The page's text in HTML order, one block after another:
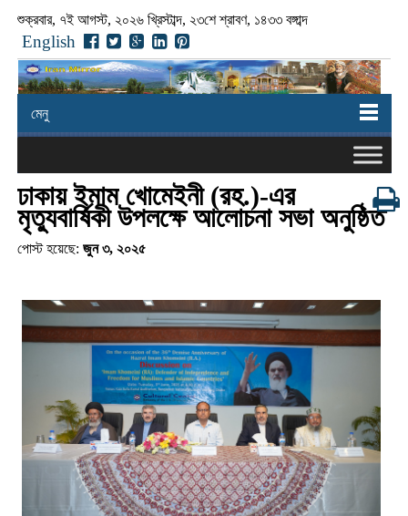
শুক্রবার, ৭ই আগস্ট, ২০২৬ খ্রিস্টাব্দ, ২৩শে শ্রাবণ, ১৪৩৩ বঙ্গাব্দ
English
মেনু
ঢাকায় ইমাম খোমেইনী (রহ.)-এর
মৃত্যুবার্ষিকী উপলক্ষে আলোচনা সভা অনুষ্ঠিত
পোস্ট হয়েছে: জুন ৩, ২০২৫